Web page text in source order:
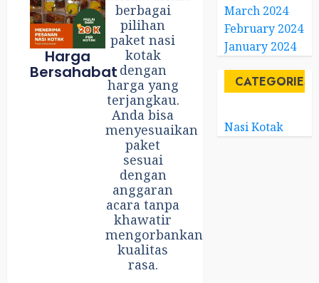
Harga
Bersahabat
berbagai
pilihan
paket nasi
kotak
dengan
harga yang
terjangkau.
Anda bisa
menyesuaikan
paket
sesuai
dengan
anggaran
acara tanpa
khawatir
mengorbankan
kualitas
rasa.
March 2024
February 2024
January 2024
CATEGORIES
Nasi Kotak